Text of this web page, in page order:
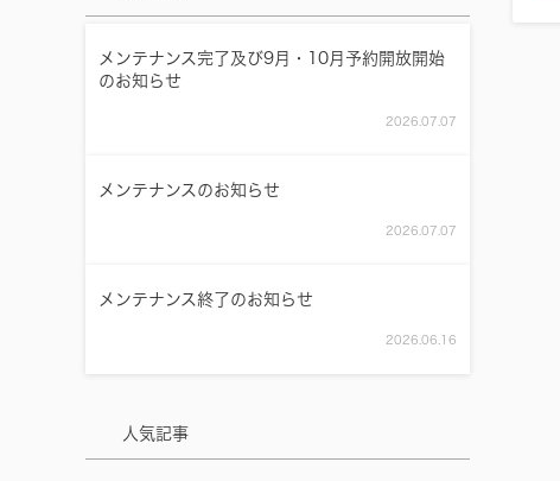
メンテナンス完了及び9月・10月予約開放開始
のお知らせ
2026.07.07
メンテナンスのお知らせ
2026.07.07
メンテナンス終了のお知らせ
2026.06.16
人気記事